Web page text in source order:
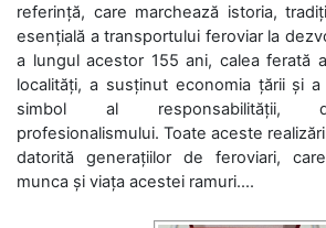
referință, care marchează istoria,
esențială a transportului feroviar la
a lungul acestor 155 ani, calea ferată
localități, a susținut economia țării și
simbol al responsabilității,
profesionalismului. Toate aceste
datorită generațiilor de feroviari,
munca și viața acestei ramuri....